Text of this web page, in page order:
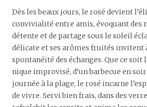
Dès les beaux jours, le rosé devient
convivialité entre amis, évoquant des
détente et de partage sous le soleil
délicate et ses arômes fruités invitent
spontanéité des échanges. Que ce soit
nique improvisé, d’un barbecue en
journée à la plage, le rosé incarne
de vivre. Servi bien frais, dans des